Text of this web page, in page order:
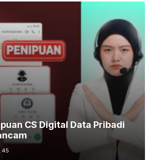
CS Digital Data Pribadi